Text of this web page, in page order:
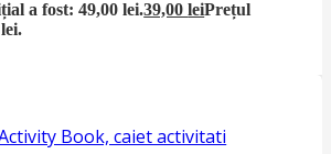
a fost: 49,00 lei.39,00leiPrețul
Book, caiet activitati